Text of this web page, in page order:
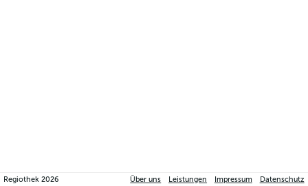
Regiothek2026 Über uns Leistungen Impressum Datenschutz